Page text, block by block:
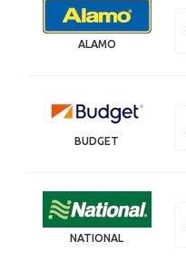
ALAMO
BUDGET
NATIONAL